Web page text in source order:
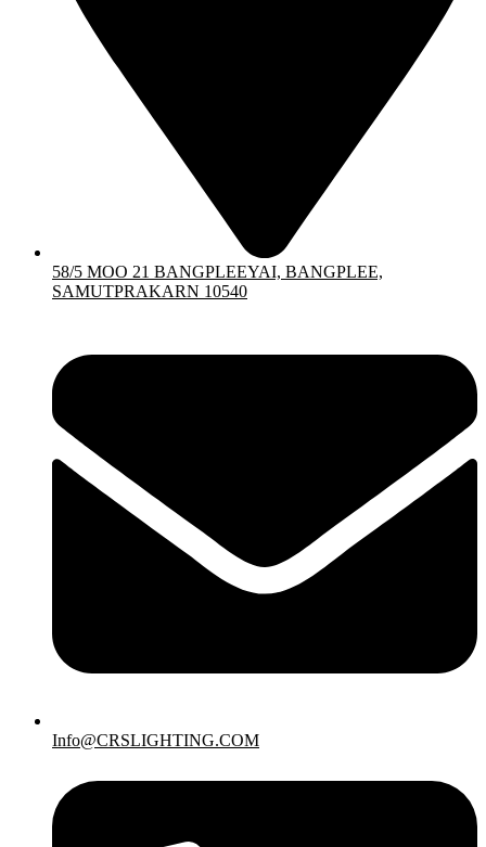
58/5 MOO 21 BANGPLEEYAI, BANGPLEE,
SAMUTPRAKARN 10540
Info@CRSLIGHTING.COM